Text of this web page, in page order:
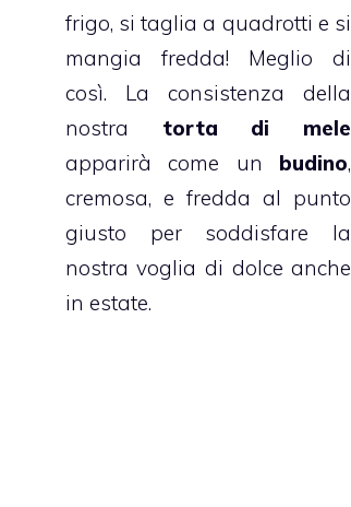
frigo, si taglia a quadrotti e si
mangia fredda!
Meglio di
così. La consistenza della
nostra torta di mele
apparirà come un budino,
cremosa, e fredda al punto
giusto per soddisfare la
nostra voglia di dolce anche
in estate.